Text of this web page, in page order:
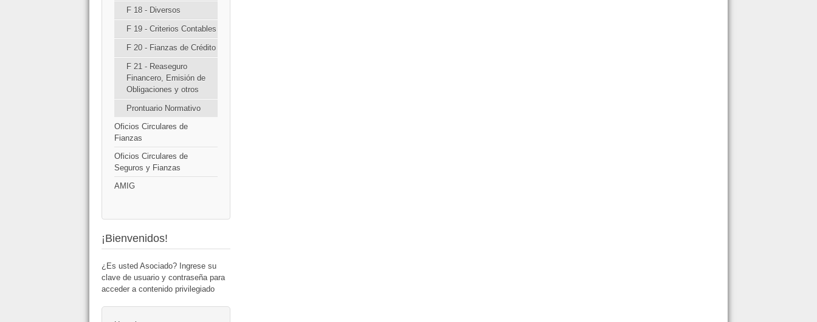
F 18 - Diversos
F 19 - Criterios Contables
F 20 - Fianzas de Crédito
F 21 - Reaseguro
Financero, Emisión de
Obligaciones y otros
Prontuario Normativo
Oficios Circulares de
Fianzas
Oficios Circulares de
Seguros y Fianzas
AMIG
¡Bienvenidos!
¿Es usted Asociado? Ingrese su
clave de usuario y contraseña para
acceder a contenido privilegiado